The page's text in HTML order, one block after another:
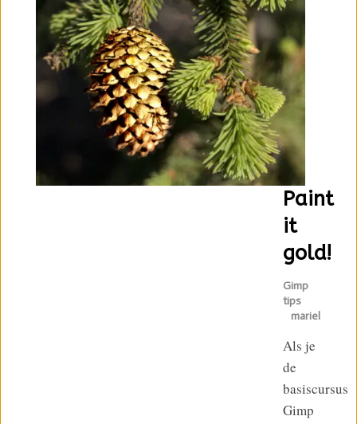
Paint
it
gold!
Gimp
tips
mariel
Als je
de
basiscursus
Gimp